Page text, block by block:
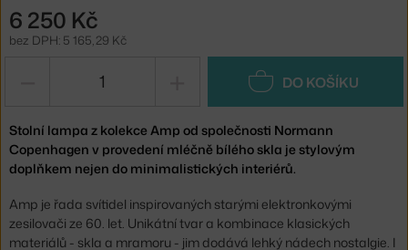
6 250 Kč
bez DPH: 5 165,29 Kč
DO KOŠÍKU
Stolní lampa z kolekce Amp od společnosti Normann
Copenhagen v provedení mléčně bílého skla je stylovým
doplňkem nejen do minimalistických interiérů.
Amp je řada svítidel inspirovaných starými elektronkovými
zesilovači ze 60. let. Unikátní tvar a kombinace klasických
materiálů - skla a mramoru - jim dodává lehký nádech nostalgie. I